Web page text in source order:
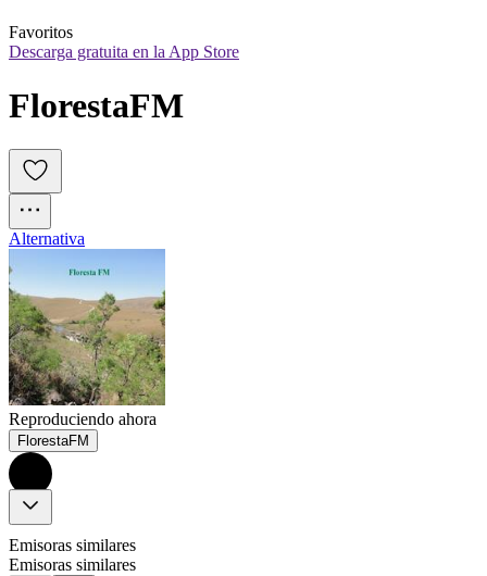
Favoritos
Descarga gratuita en la App Store
FlorestaFM
Alternativa
Reproduciendo ahora
FlorestaFM
Emisoras similares
Emisoras similares